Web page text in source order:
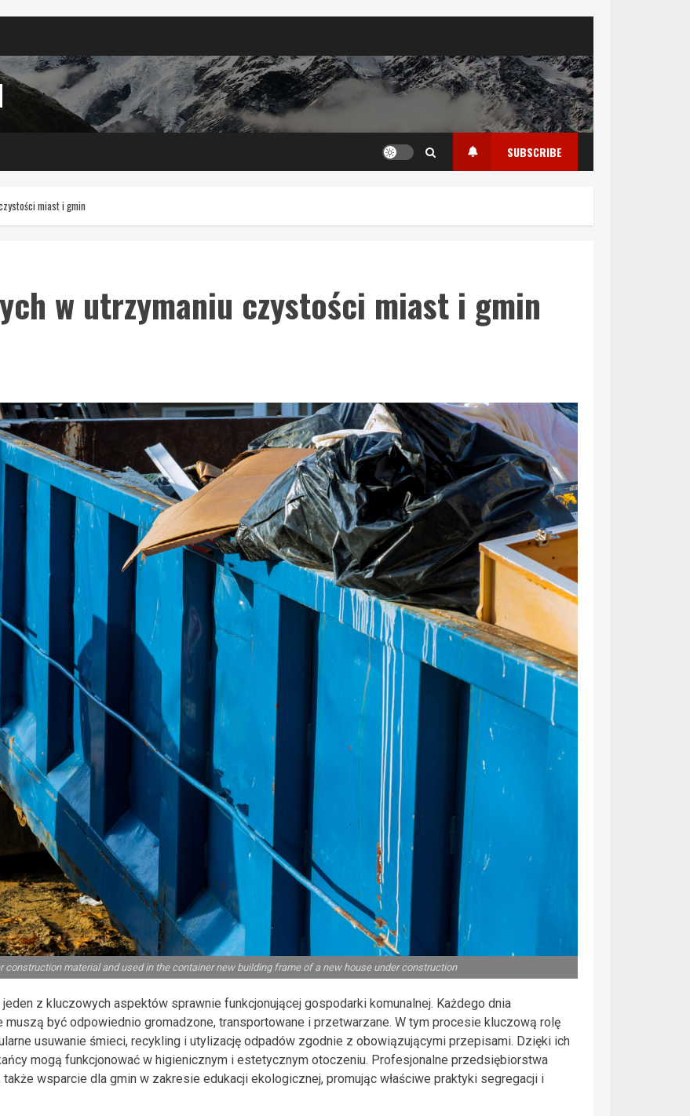
SUBSCRIBE
miast i gmin
w utrzymaniu czystości miast i gmin
construction material and used in the container new building frame of a new house under construction
z kluczowych aspektów sprawnie funkcjonującej gospodarki komunalnej. Każdego dnia
być odpowiednio gromadzone, transportowane i przetwarzane. W tym procesie kluczową rolę
usuwanie śmieci, recykling i utylizację odpadów zgodnie z obowiązującymi przepisami. Dzięki ich
mogą funkcjonować w higienicznym i estetycznym otoczeniu. Profesjonalne przedsiębiorstwa
wsparcie dla gmin w zakresie edukacji ekologicznej, promując właściwe praktyki segregacji i